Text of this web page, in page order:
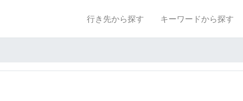
行き先から探す キーワードから探す